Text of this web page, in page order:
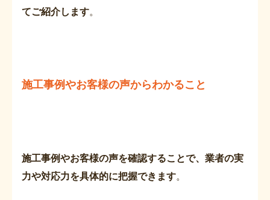
てご紹介します。
施工事例やお客様の声からわかること
施工事例やお客様の声を確認することで、業者の実
力や対応力を具体的に把握できます。